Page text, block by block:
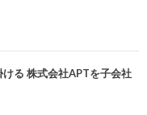
る 株式会社APTを子会社